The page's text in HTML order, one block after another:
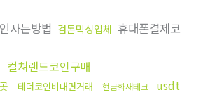
사는방법 검돈믹싱업체 휴대폰결제코
컬쳐랜드코인구매
테더코인비대면거래 현금화재테크
usdt